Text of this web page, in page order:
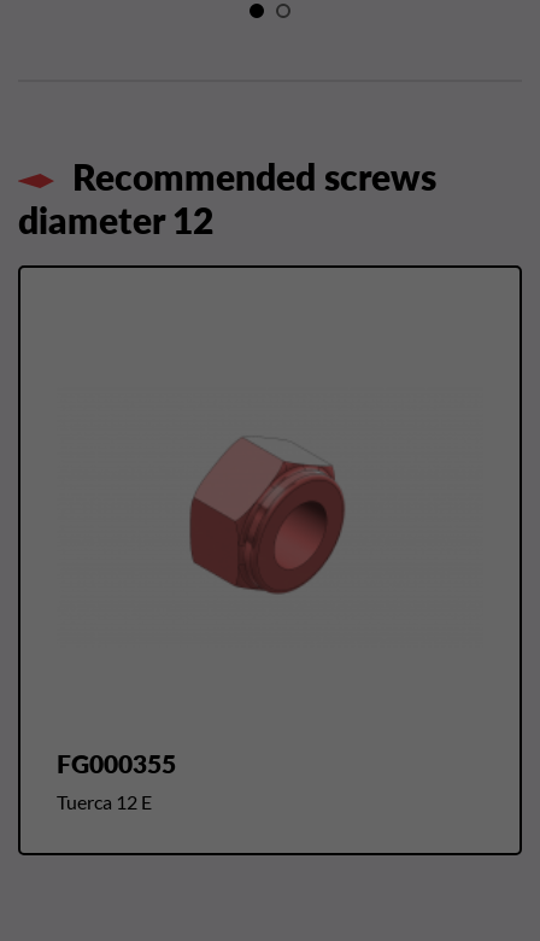
Recommended screws
diameter 12
FG000355
Tuerca 12 E